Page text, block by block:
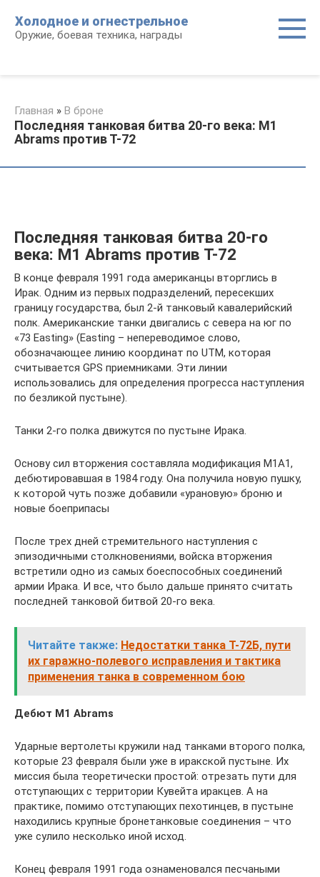
контенту
Холодное и огнестрельное
Оружие, боевая техника, награды
Главная » В броне
Последняя танковая битва 20-го века: M1
Abrams против Т-72
Последняя танковая битва 20-го
века: M1 Abrams против Т-72
В конце февраля 1991 года американцы вторглись в
Ирак. Одним из первых подразделений, пересекших
границу государства, был 2-й танковый кавалерийский
полк. Американские танки двигались с севера на юг по
«73 Easting» (Easting – непереводимое слово,
обозначающее линию координат по UTM, которая
считывается GPS приемниками. Эти линии
использовались для определения прогресса наступления
по безликой пустыне).
Танки 2-го полка движутся по пустыне Ирака.
Основу сил вторжения составляла модификация M1A1,
дебютировавшая в 1984 году. Она получила новую пушку,
к которой чуть позже добавили «урановую» броню и
новые боеприпасы
После трех дней стремительного наступления с
эпизодичными столкновениями, войска вторжения
встретили одно из самых боеспособных соединений
армии Ирака. И все, что было дальше принято считать
последней танковой битвой 20-го века.
Читайте также: Недостатки танка Т-72Б, пути
их гаражно-полевого исправления и тактика
применения танка в современном бою
Дебют M1 Abrams
Ударные вертолеты кружили над танками второго полка,
которые 23 февраля были уже в иракской пустыне. Их
миссия была теоретически простой: отрезать пути для
отступающих с территории Кувейта иракцев. А на
практике, помимо отступающих пехотинцев, в пустыне
находились крупные бронетанковые соединения – что
уже сулило несколько иной исход.
Конец февраля 1991 года ознаменовался песчаными